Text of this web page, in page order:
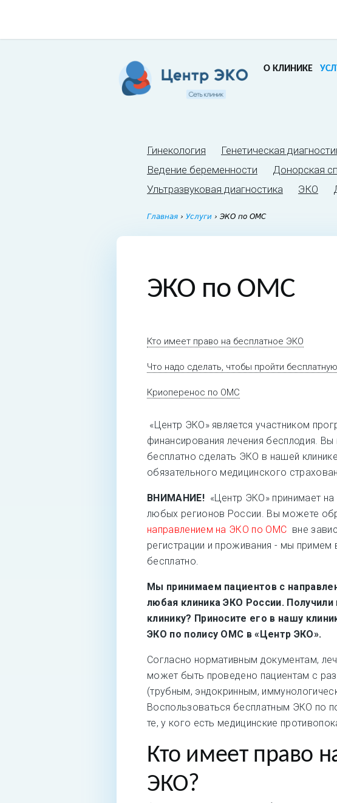
О КЛИНИКЕ
Гинекология Генетическая
Ведение беременности
Донорская
Ультразвуковая диагностика
ЭКО
Главная › Услуги › ЭКО по ОМС
ЭКО по ОМС
Кто имеет право на бесплатное ЭКО
Что надо сделать, чтобы пройти
Криоперенос по ОМС
«Центр ЭКО» является участником
финансирования лечения бесплодия.
бесплатно сделать ЭКО в нашей
обязательного медицинского
ВНИМАНИЕ! «Центр ЭКО» принимает
любых регионов России. Вы можете
направлением на ЭКО по ОМС вне
регистрации и проживания - мы
бесплатно.
Мы принимаем пациентов с
любая клиника ЭКО России. Получили
клинику? Приносите его в нашу
ЭКО по полису ОМС в «Центр ЭКО».
Согласно нормативным документам,
может быть проведено пациентам с
(трубным, эндокринным,
Воспользоваться бесплатным ЭКО по
те, у кого есть медицинские
Кто имеет право
ЭКО?